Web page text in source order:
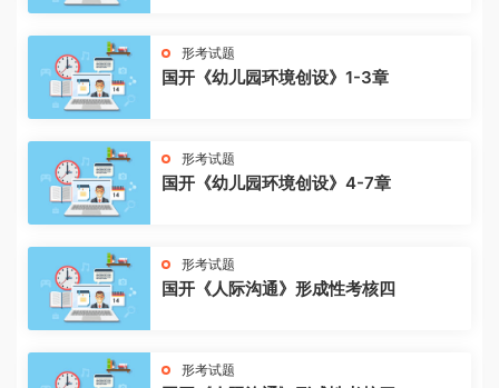
形考试题
国开《幼儿园环境创设》1-3章
形考试题
国开《幼儿园环境创设》4-7章
形考试题
国开《人际沟通》形成性考核四
形考试题